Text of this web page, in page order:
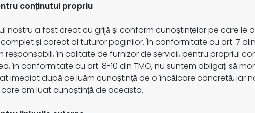
conținutul propriu
nostru a fost creat cu grijă și conform cunoștințelor pe care le
și corect al tuturor paginilor. În conformitate cu art. 7
responsabili, în calitate de furnizor de servicii, pentru propriul
în conformitate cu art. 8-10 din TMG, nu suntem obligați să
imediat după ce luăm cunoștință de o încălcare concretă, iar
am luat cunoștință de aceasta.